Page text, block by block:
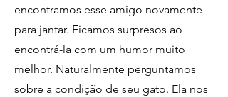
encontramos esse amigo novamente
para jantar. Ficamos surpresos ao
encontrá-la com um humor muito
melhor. Naturalmente perguntamos
sobre a condição de seu gato. Ela nos